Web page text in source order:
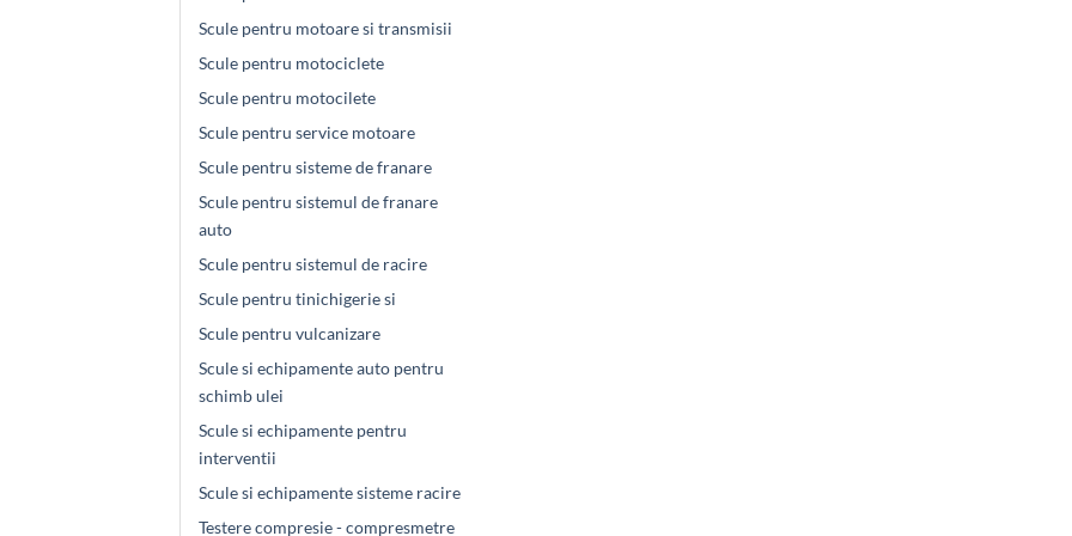
Scule pentru motoare si transmisii
Scule pentru motociclete
Scule pentru motocilete
Scule pentru service motoare
Scule pentru sisteme de franare
Scule pentru sistemul de franare
auto
Scule pentru sistemul de racire
Scule pentru tinichigerie si
Scule pentru vulcanizare
Scule si echipamente auto pentru
schimb ulei
Scule si echipamente pentru
interventii
Scule si echipamente sisteme racire
Testere compresie - compresmetre